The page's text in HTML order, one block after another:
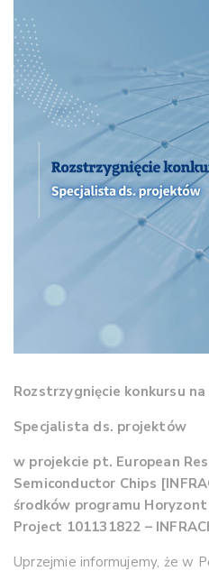
Rozstrzygnięcie konkursu
Specjalista ds. projektów
w projekcie pt. European
Semiconductor Chips
środków programu
Project 101131822 –
Uprzejmie informujemy, że w